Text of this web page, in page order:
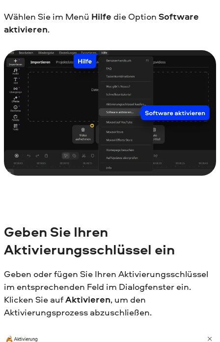
Wählen Sie im Menü Hilfe die Option Software
aktivieren.
Geben Sie Ihren
Aktivierungsschlüssel ein
Geben oder fügen Sie Ihren Aktivierungsschlüssel
im entsprechenden Feld im Dialogfenster ein.
Klicken Sie aufAktivieren, um den
Aktivierungsprozess abzuschließen.